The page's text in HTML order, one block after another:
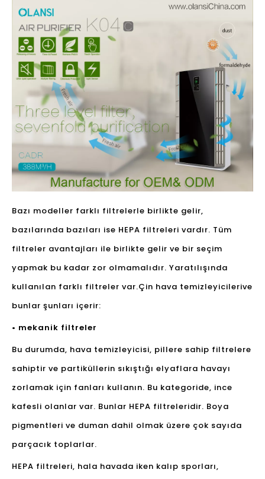
Bazı modeller farklı filtrelerle birlikte gelir,
bazılarında bazıları ise HEPA filtreleri vardır. Tüm
filtreler avantajları ile birlikte gelir ve bir seçim
yapmak bu kadar zor olmamalıdır. Yaratılışında
kullanılan farklı filtreler var.Çin hava temizleyicilerive
bunlar şunları içerir:
• mekanik filtreler
Bu durumda, hava temizleyicisi, pillere sahip filtrelere
sahiptir ve partiküllerin sıkıştığı elyaflara havayı
zorlamak için fanları kullanın. Bu kategoride, ince
kafesli olanlar var. Bunlar HEPA filtreleridir. Boya
pigmentleri ve duman dahil olmak üzere çok sayıda
parçacık toplarlar.
HEPA filtreleri, hala havada iken kalıp sporları,